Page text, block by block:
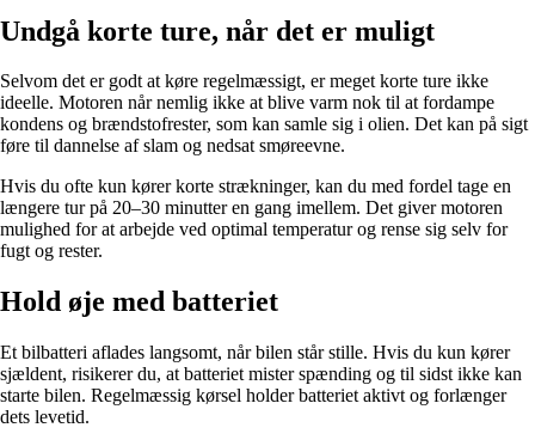
Undgå korte ture, når det er muligt
Selvom det er godt at køre regelmæssigt, er meget korte ture ikke
ideelle. Motoren når nemlig ikke at blive varm nok til at fordampe
kondens og brændstofrester, som kan samle sig i olien. Det kan på sigt
føre til dannelse af slam og nedsat smøreevne.
Hvis du ofte kun kører korte strækninger, kan du med fordel tage en
længere tur på 20–30 minutter en gang imellem. Det giver motoren
mulighed for at arbejde ved optimal temperatur og rense sig selv for
fugt og rester.
Hold øje med batteriet
Et bilbatteri aflades langsomt, når bilen står stille. Hvis du kun kører
sjældent, risikerer du, at batteriet mister spænding og til sidst ikke kan
starte bilen. Regelmæssig kørsel holder batteriet aktivt og forlænger
dets levetid.